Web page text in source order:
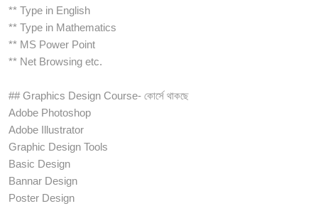
** Type in English
** Type in Mathematics
** MS Power Point
** Net Browsing etc.
## Graphics Design Course- কোর্সে থাকছে
Adobe Photoshop
Adobe Illustrator
Graphic Design Tools
Basic Design
Bannar Design
Poster Design